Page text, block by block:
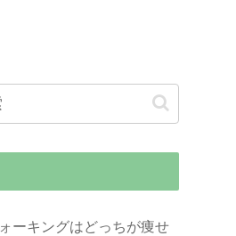
ーキングはどっちが痩せ